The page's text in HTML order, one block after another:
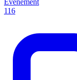
Evenement
116